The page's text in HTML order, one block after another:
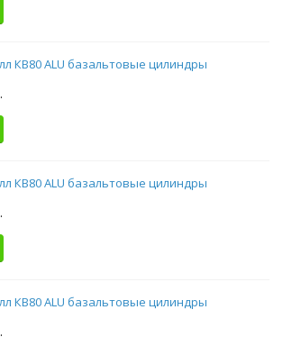
КВ80 ALU базальтовые цилиндры
КВ80 ALU базальтовые цилиндры
КВ80 ALU базальтовые цилиндры